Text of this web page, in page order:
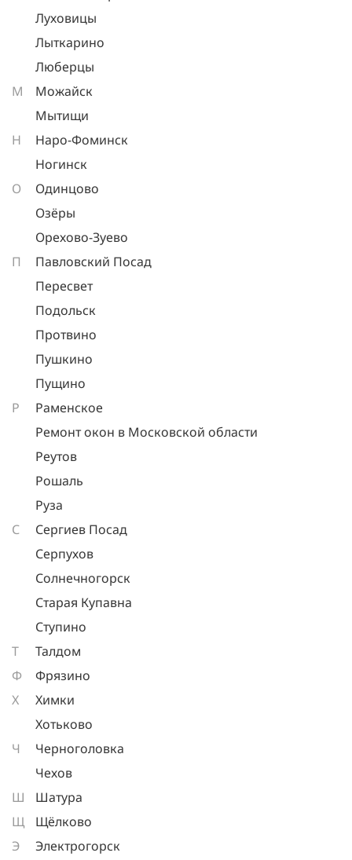
Луховицы
Лыткарино
Люберцы
М
Можайск
Мытищи
Н
Наро-Фоминск
Ногинск
О
Одинцово
Озёры
Орехово-Зуево
П
Павловский Посад
Пересвет
Подольск
Протвино
Пушкино
Пущино
Р
Раменское
Ремонт окон в Московской области
Реутов
Рошаль
Руза
С
Сергиев Посад
Серпухов
Солнечногорск
Старая Купавна
Ступино
Т
Талдом
Ф
Фрязино
Х
Химки
Хотьково
Ч
Черноголовка
Чехов
Ш
Шатура
Щ
Щёлково
Э
Электрогорск